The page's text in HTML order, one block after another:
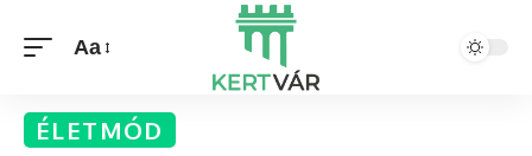
Aa
ÉLETMÓD